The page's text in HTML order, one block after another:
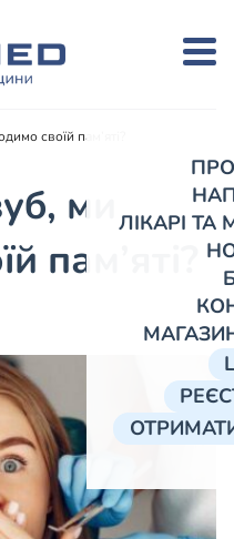
ЛІКАРІ
своїй пам’яті?
ми
пам’яті?